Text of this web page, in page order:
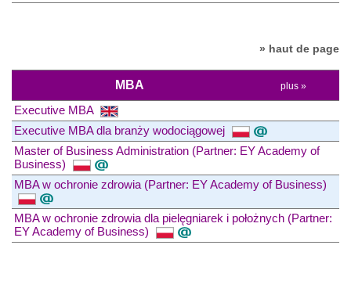
» haut de page
MBA plus »
Executive MBA
Executive MBA dla branży wodociągowej
Master of Business Administration (Partner: EY Academy of
Business)
MBA w ochronie zdrowia (Partner: EY Academy of Business)
MBA w ochronie zdrowia dla pielęgniarek i położnych (Partner:
EY Academy of Business)